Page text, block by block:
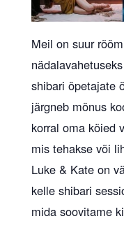
Meil on suur
shibari õpetajate
järgneb mõnus
korral oma köied
mis tehakse või
Luke & Kate on
kelle shibari
mida soovitame